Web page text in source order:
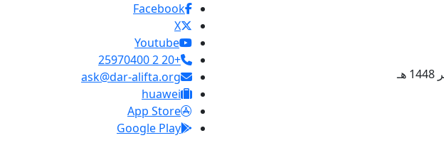
Facebook
X
Youtube
+20 2 25970400
ask@dar-alifta.org
huawei
App Store
Google Play